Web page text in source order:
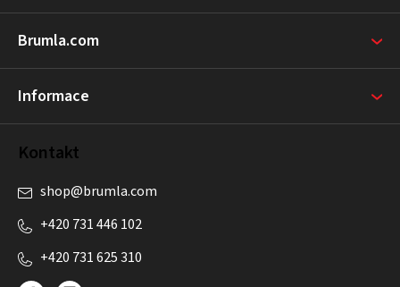
a
í
Brumla.com
Informace
Kontakt
shop@brumla.com
+420 731 446 102
+420 731 625 310